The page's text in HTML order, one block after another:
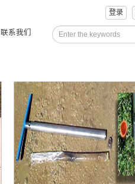
登录
联系我们